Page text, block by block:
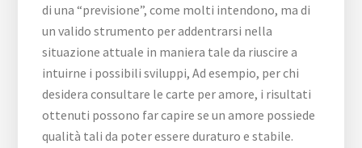
di una “previsione”, come molti intendono, ma di
un valido strumento per addentrarsi nella
situazione attuale in maniera tale da riuscire a
intuirne i possibili sviluppi, Ad esempio, per chi
desidera consultare le carte per amore, i risultati
ottenuti possono far capire se un amore possiede
qualità tali da poter essere duraturo e stabile.